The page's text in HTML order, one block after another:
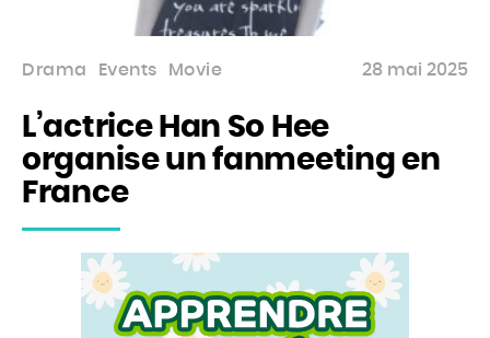
Drama Events Movie
L’actrice Han So Hee
organise un fanmeeting en
France
28 mai 2025